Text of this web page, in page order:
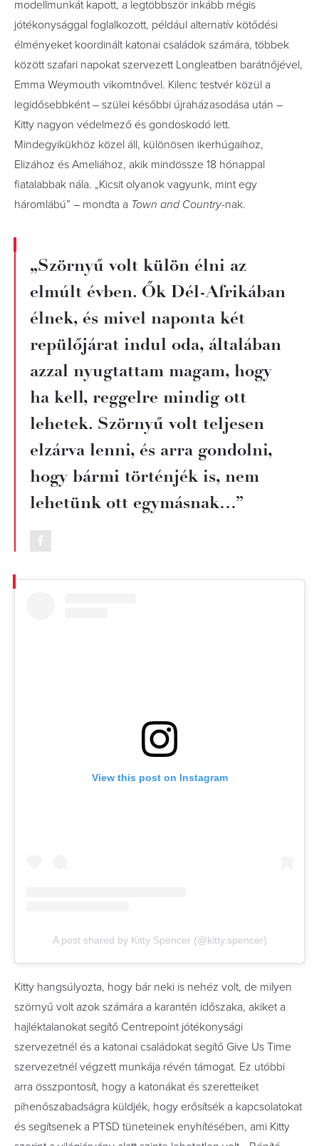
modellmunkát kapott, a legtöbbször inkább mégis
jótékonysággal foglalkozott, például alternatív kötődési
élményeket koordinált katonai családok számára, többek
között szafari napokat szervezett Longleatben barátnőjével,
Emma Weymouth vikomtnővel. Kilenc testvér közül a
legidősebbként – szülei későbbi újraházasodása után –
Kitty nagyon védelmező és gondoskodó lett.
Mindegyikükhöz közel áll, különösen ikerhúgaihoz,
Elizához és Ameliához, akik mindössze 18 hónappal
fiatalabbak nála. „Kicsit olyanok vagyunk, mint egy
háromlábú” – mondta a Town and Country-nak.
„Szörnyű volt külön élni az
elmúlt évben. Ők Dél-Afrikában
élnek, és mivel naponta két
repülőjárat indul oda, általában
azzal nyugtattam magam, hogy
ha kell, reggelre mindig ott
lehetek. Szörnyű volt teljesen
elzárva lenni, és arra gondolni,
hogy bármi történjék is, nem
lehetünk ott egymásnak…”
View this post on Instagram
A post shared by Kitty Spencer (@kitty.spencer)
Kitty hangsúlyozta, hogy bár neki is nehéz volt, de milyen
szörnyű volt azok számára a karantén időszaka, akiket a
hajléktalanokat segítő Centrepoint jótékonysági
szervezetnél és a katonai családokat segítő Give Us Time
szervezetnél végzett munkája révén támogat. Ez utóbbi
arra összpontosít, hogy a katonákat és szeretteiket
pihenőszabadságra küldjék, hogy erősítsék a kapcsolatokat
és segítsenek a PTSD tüneteinek enyhítésében, ami Kitty